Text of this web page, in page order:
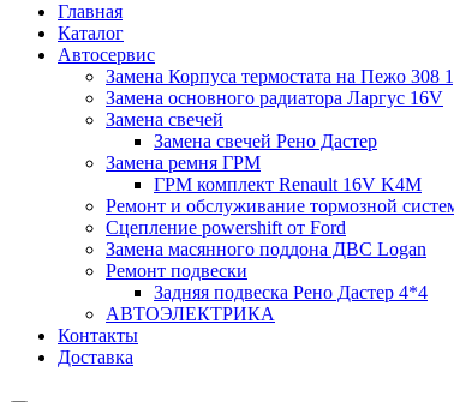
Главная
Каталог
Автосервис
Замена Корпуса термостата на Пежо 308
Замена основного радиатора Ларгус 16V
Замена свечей
Замена свечей Рено Дастер
Замена ремня ГРМ
ГРМ комплект Renault 16V K4M
Ремонт и обслуживание тормозной
Сцепление powershift от Ford
Замена масянного поддона ДВС Logan
Ремонт подвески
Задняя подвеска Рено Дастер 4*4
АВТОЭЛЕКТРИКА
Контакты
Доставка